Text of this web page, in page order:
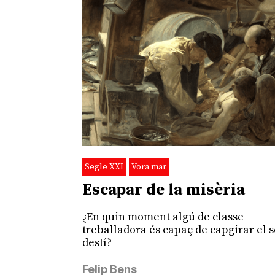
Segle XXI Vora mar
Escapar de la misèria
¿En quin moment algú de classe
treballadora és capaç de capgirar el
destí?
Felip Bens